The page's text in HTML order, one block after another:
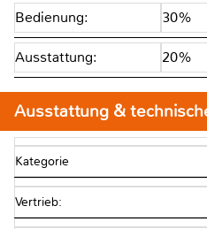
Bedienung: 30%
Ausstattung: 20%
Ausstattung &
Kategorie
Vertrieb: